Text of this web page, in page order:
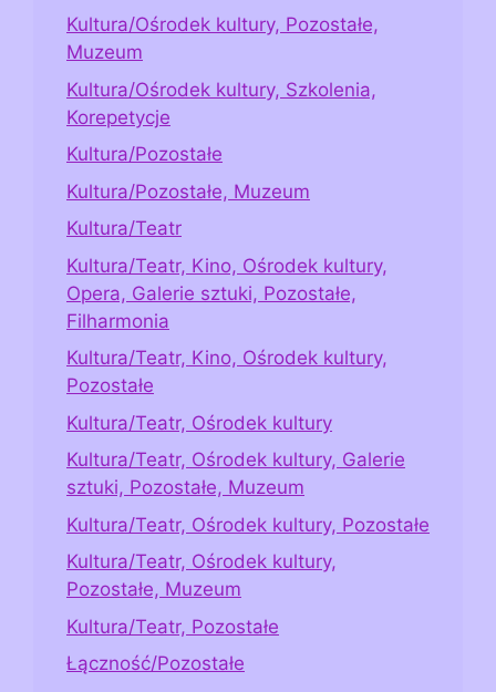
Kultura/Ośrodek kultury, Pozostałe,
Muzeum
Kultura/Ośrodek kultury, Szkolenia,
Korepetycje
Kultura/Pozostałe
Kultura/Pozostałe, Muzeum
Kultura/Teatr
Kultura/Teatr, Kino, Ośrodek kultury,
Opera, Galerie sztuki, Pozostałe,
Filharmonia
Kultura/Teatr, Kino, Ośrodek kultury,
Pozostałe
Kultura/Teatr, Ośrodek kultury
Kultura/Teatr, Ośrodek kultury, Galerie
sztuki, Pozostałe, Muzeum
Kultura/Teatr, Ośrodek kultury, Pozostałe
Kultura/Teatr, Ośrodek kultury,
Pozostałe, Muzeum
Kultura/Teatr, Pozostałe
Łączność/Pozostałe